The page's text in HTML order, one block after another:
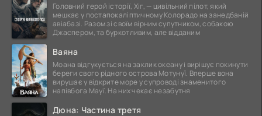
Головний герой історії, Хіг, — цивільний пілот, який
мешкає у постапокаліптичному Колорадо на занедбаній
авіабазі. Разом зі своїм вірним супутником, собакою
Джаспером, та буркотливим, але відданим
Ваяна
Моана відгукується на заклик океану і вирішує покинути
береги свого рідного острова Мотунуї. Вперше вона
вирушає у відкрите море у супроводі знаменитого
напівбога Мауї. На них чекає незабутня
Дюна: Частина третя